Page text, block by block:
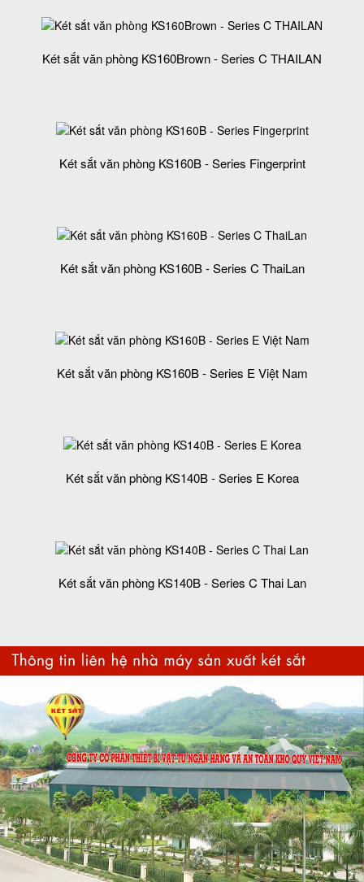
Két sắt văn phòng KS160Brown - Series C THAILAN
Két sắt văn phòng KS160B - Series Fingerprint
Két sắt văn phòng KS160B - Series C ThaiLan
Két sắt văn phòng KS160B - Series E Việt Nam
Két sắt văn phòng KS140B - Series E Korea
Két sắt văn phòng KS140B - Series C Thai Lan